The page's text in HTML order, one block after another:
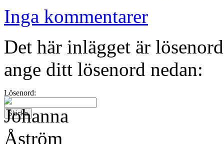
Inga kommentarer
Det här inlägget är
ange ditt lösenord nedan:
Lösenord: